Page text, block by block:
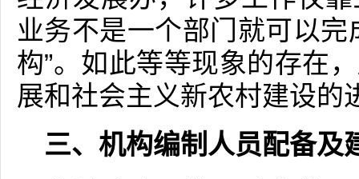
业务不是一个部门就可以
构”。如此等等现象的存在
展和社会主义新农村建设的
三、机构编制人员配备及